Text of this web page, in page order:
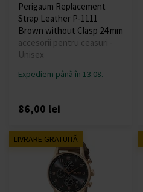
Perigaum Replacement
Strap Leather P-1111
Brown without Clasp 24 mm
accesorii pentru ceasuri -
Unisex
Expediem până în 13.08.
86,00 lei
LIVRARE GRATUITĂ